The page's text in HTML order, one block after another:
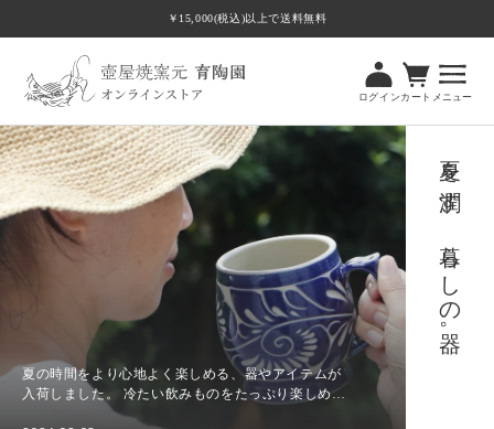
む
￥15,000(税込)以上で送料無料
ログイン カート メニュー
夏を潤す、暮らしの器。
夏の時間をより心地よく楽しめる、器やアイテムが
入荷しました。 冷たい飲みものをたっぷり楽しめる
ビアマグカップやビアカップをはじめ、食卓に涼や